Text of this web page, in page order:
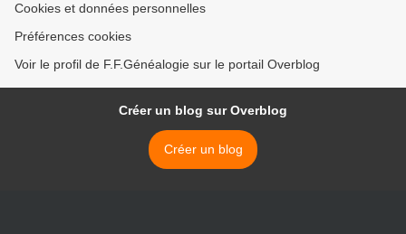
Cookies et données personnelles
Préférences cookies
Voir le profil de F.F.Généalogie sur le portail Overblog
Créer un blog sur Overblog
Créer un blog